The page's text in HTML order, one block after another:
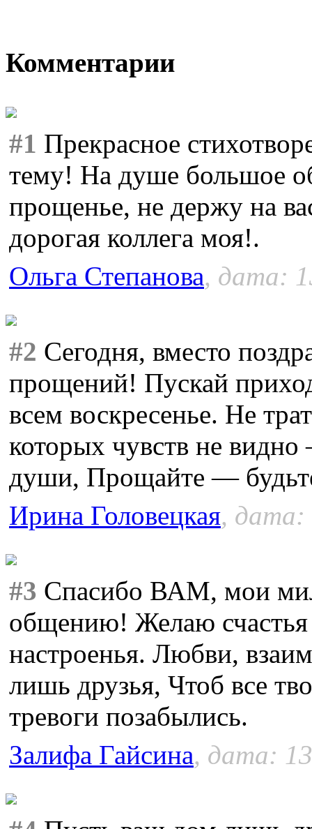
Комментарии
#1 Прекрасное
тему! На душе большое
прощенье, не держу на
дорогая коллега моя!.
Ольга Степанова, дата:
#2 Сегодня, вместо
прощений! Пускай
всем воскресенье. Не
которых чувств не
души, Прощайте —
Ирина Головецкая, дата:
#3 Спасибо ВАМ, мои
общению! Желаю счастья
настроенья. Любви,
лишь друзья, Чтоб все
тревоги позабылись.
Залифа Гайсина, дата: